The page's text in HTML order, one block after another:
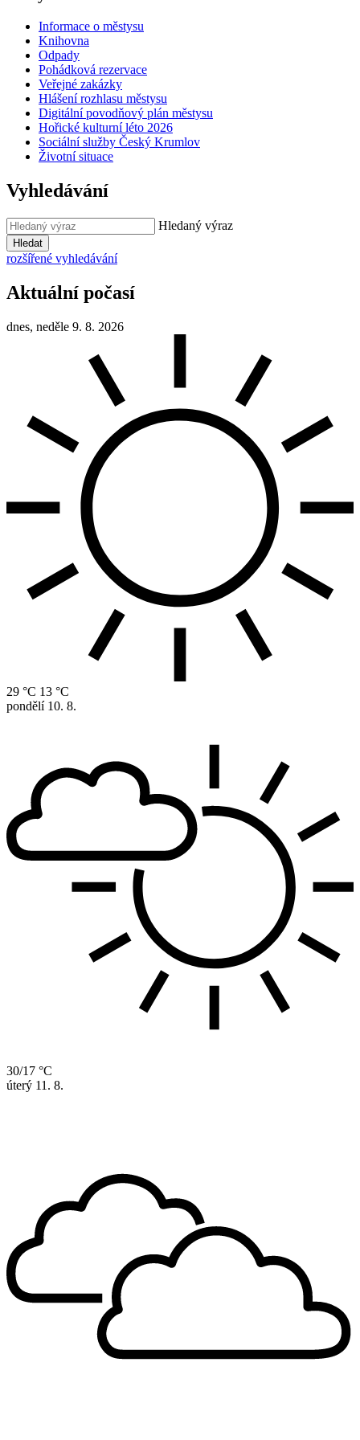
Informace o městysu
Knihovna
Odpady
Pohádková rezervace
Veřejné zakázky
Hlášení rozhlasu městysu
Digitální povodňový plán městysu
Hořické kulturní léto 2026
Sociální služby Český Krumlov
Životní situace
Vyhledávání
Hledaný výraz
Hledat
rozšířené vyhledávání
Aktuální počasí
dnes, neděle 9. 8. 2026
29 °C 13 °C
pondělí 10. 8.
30/17 °C
úterý 11. 8.